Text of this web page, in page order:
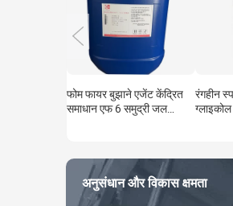
फोम फायर बुझाने एजेंट केंद्रित
समाधान एफ 6 समुद्री जल
रंगहीन
अनुसंधान और विकास क्षमता